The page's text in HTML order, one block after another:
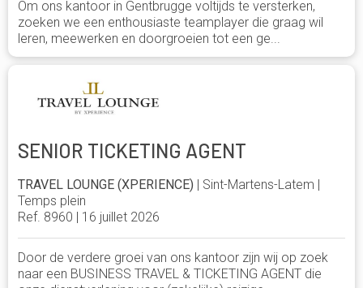
Om ons kantoor in Gentbrugge voltijds te versterken,
zoeken we een enthousiaste teamplayer die graag wil
leren, meewerken en doorgroeien tot een ge...
SENIOR TICKETING AGENT
TRAVEL LOUNGE (XPERIENCE) | Sint-Martens-Latem |
Temps plein
Ref. 8960 | 16 juillet 2026
Door de verdere groei van ons kantoor zijn wij op zoek
naar een BUSINESS TRAVEL & TICKETING AGENT die